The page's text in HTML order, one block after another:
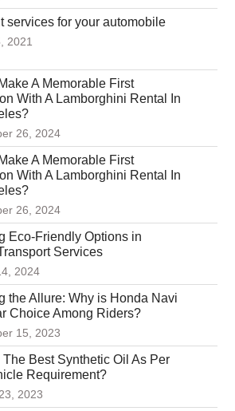
services for your automobile
2021
A Memorable First
With A Lamborghini Rental In
26, 2024
A Memorable First
With A Lamborghini Rental In
26, 2024
Eco-Friendly Options in
Services
2024
the Allure: Why is Honda Navi
Choice Among Riders?
15, 2023
The Best Synthetic Oil As Per
Requirement?
2023